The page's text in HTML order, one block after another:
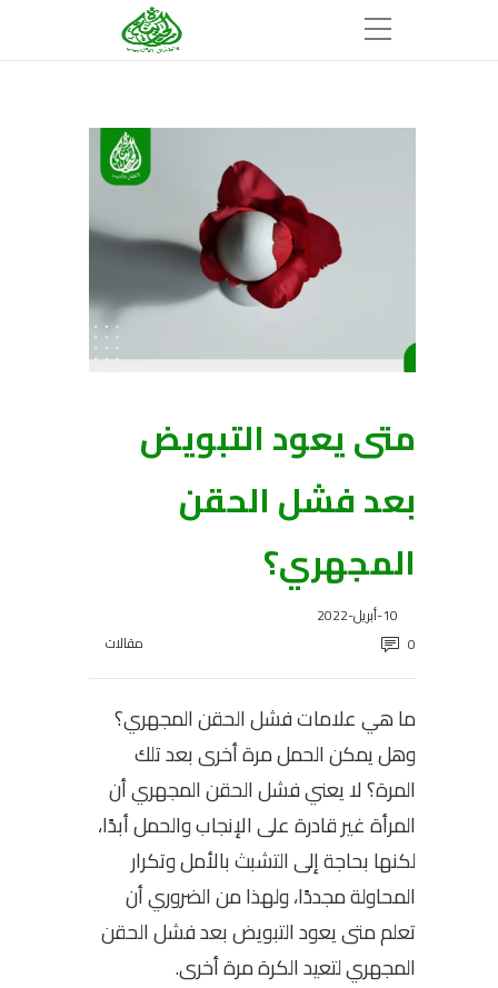
متى يعود التبويض
بعد فشل الحقن
المجهري؟
10-أبريل-2022
مقالات
0
ما هي علامات فشل الحقن المجهري؟
وهل يمكن الحمل مرة أخرى بعد تلك
المرة؟ لا يعني فشل الحقن المجهري أن
المرأة غير قادرة على الإنجاب والحمل أبدًا،
لكنها بحاجة إلى التشبث بالأمل وتكرار
المحاولة مجددًا، ولهذا من الضروري أن
تعلم متى يعود التبويض بعد فشل الحقن
المجهري لتعيد الكرة مرة أخرى.